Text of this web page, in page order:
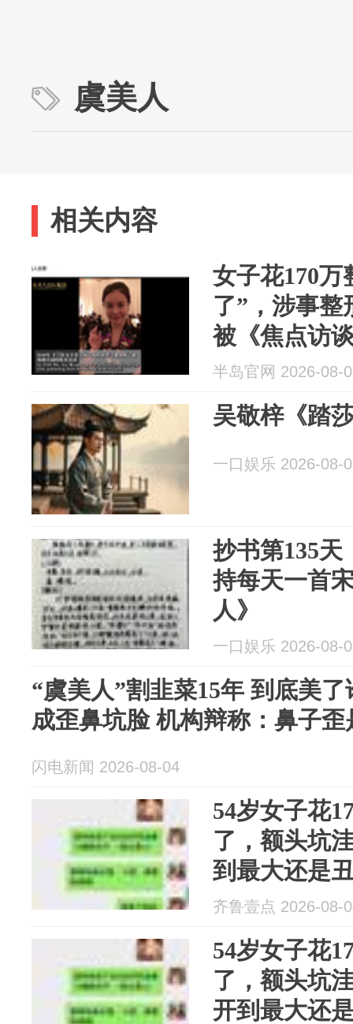
虞美人
相关内容
女子花170万
了”，涉事整
被《焦点访
半岛官网 2026-08-
吴敬梓《踏
一口娱乐 2026-08-
抄书第135天
持每天一首
人》
一口娱乐 2026-08-
“虞美人”割韭菜15年 到底美
成歪鼻坑脸 机构辩称：鼻子
闪电新闻 2026-08-04
54岁女子花
了，额头坑
到最大还是
齐鲁壹点 2026-08-
54岁女子花
了，额头坑
开到最大还